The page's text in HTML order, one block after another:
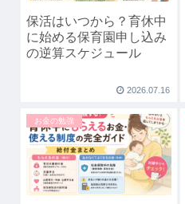
保活はいつから？育休中
に始める保育園申し込み
の逆算スケジュール
2026.07.16
お金の勉強